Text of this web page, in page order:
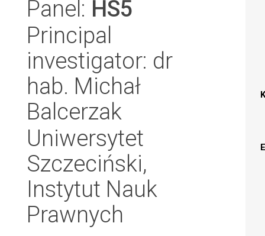
Panel: HS5
Principal
investigator: dr
hab. Michał
Balcerzak
Uniwersytet
Szczeciński,
Instytut Nauk
Prawnych